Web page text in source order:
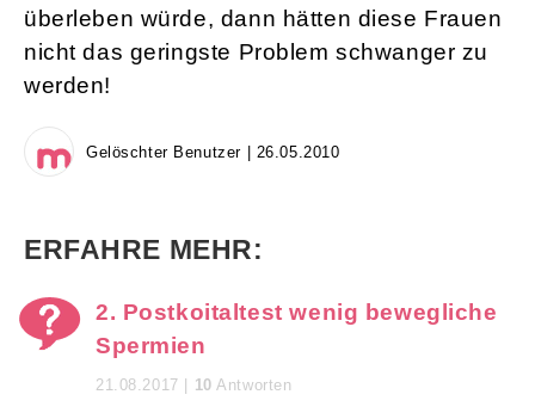
überleben würde, dann hätten diese Frauen
nicht das geringste Problem schwanger zu
werden!
Gelöschter Benutzer | 26.05.2010
ERFAHRE MEHR:
2. Postkoitaltest wenig bewegliche
Spermien
21.08.2017 | 10 Antworten